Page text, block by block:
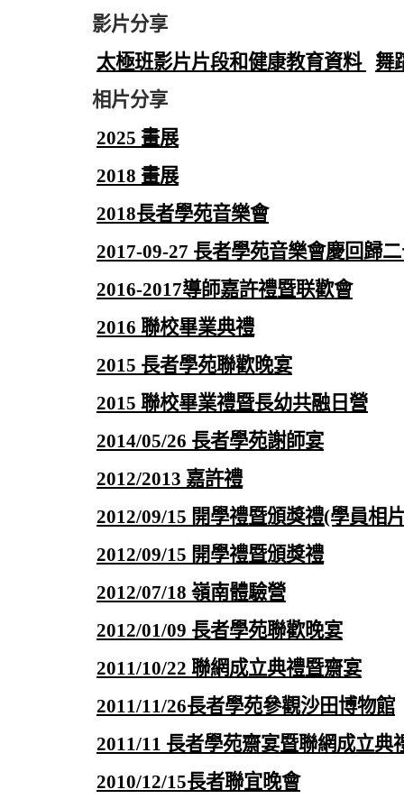
影片分享
太極班影片片段和健康教育資料 舞
相片分享
2025 畫展
2018 畫展
2018長者學苑音樂會
2017-09-27 長者學苑音樂會慶回歸
2016-2017導師嘉許禮暨联歡會
2016 聯校畢業典禮
2015 長者學苑聯歡晚宴
2015 聯校畢業禮暨長幼共融日營
2014/05/26 長者學苑謝師宴
2012/2013 嘉許禮
2012/09/15 開學禮暨頒獎禮(學員相
2012/09/15 開學禮暨頒獎禮
2012/07/18 嶺南體驗營
2012/01/09 長者學苑聯歡晚宴
2011/10/22 聯網成立典禮暨齋宴
2011/11/26長者學苑參觀沙田博物館
2011/11 長者學苑齋宴暨聯網成立典
2010/12/15長者聯宜晚會